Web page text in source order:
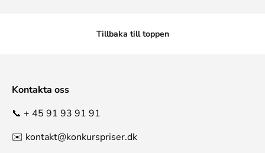
Tillbaka till toppen
Kontakta oss
📞 + 45 91 93 91 91
✉️ kontakt@konkurspriser.dk